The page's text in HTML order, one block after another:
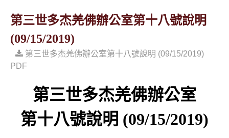
第三世多杰羌佛辦公室第十八號說明
(09/15/2019)
第三世多杰羌佛辦公室第十八號說明 (09/15/2019)
PDF
第三世多杰羌佛辦公室
第十八號說明 (09/15/2019)